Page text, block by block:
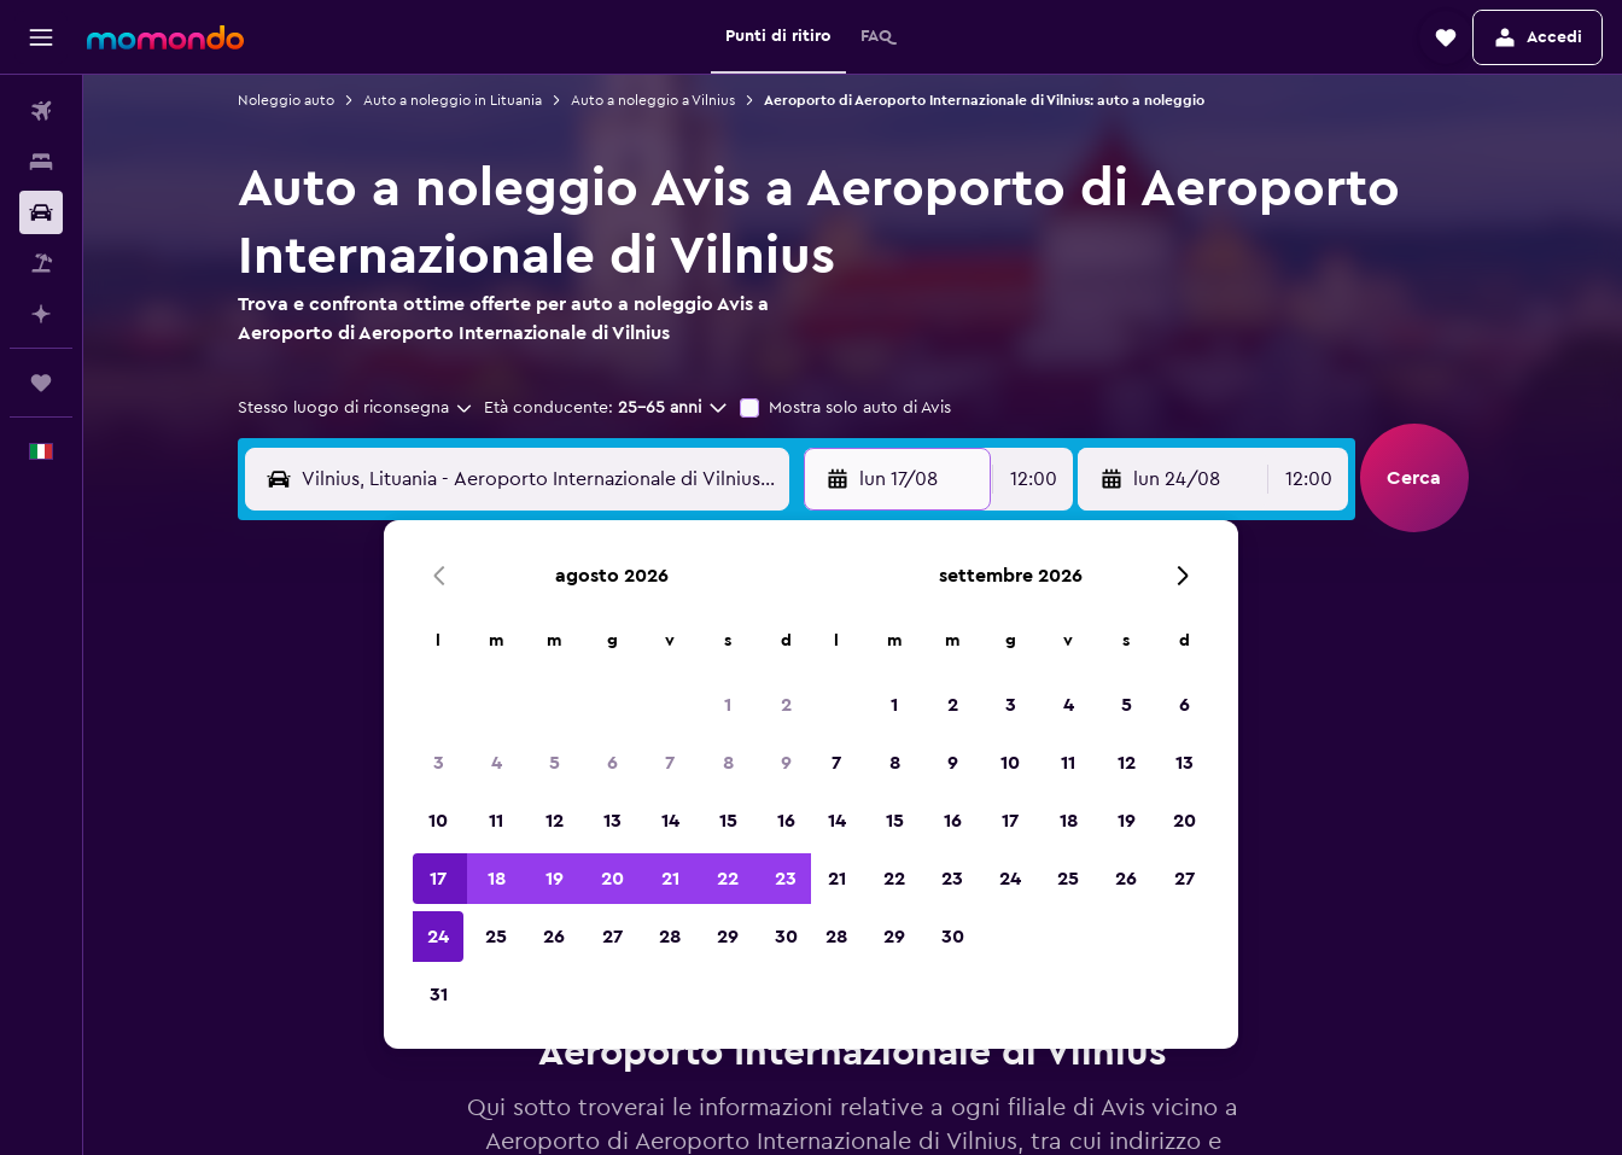
Punti di ritiro FAQ Accedi
Noleggio auto Auto a noleggio in Lituania Auto a noleggio a Vilnius Aeroporto di Aeroporto Internazionale di Vilnius: auto a noleggio
Auto a noleggio Avis a Aeroporto di Aeroporto
Internazionale di Vilnius
Trova e confronta ottime offerte per auto a noleggio Avis a
Aeroporto di Aeroporto Internazionale di Vilnius
Stesso luogo di riconsegna Età conducente: 25-65 anni Mostra solo auto di Avis
lun 17/08 12:00 lun 24/08 12:00 Cerca
d'Europa 2023
Aeroporto Internazionale di Vilnius
Qui sotto troverai le informazioni relative a ogni filiale di Avis vicino a
Aeroporto di Aeroporto Internazionale di Vilnius, tra cui indirizzo e
agosto 2026
m m g v s d
1 2
3 4 5 6 7 8 9
10 11 12 13 14 15 16
17 18 19 20 21 22 23
24 25 26 27 28 29 30
31
settembre 2026
m m g v s d
1 2 3 4 5 6
7 8 9 10 11 12 13
14 15 16 17 18 19 20
21 22 23 24 25 26 27
28 29 30